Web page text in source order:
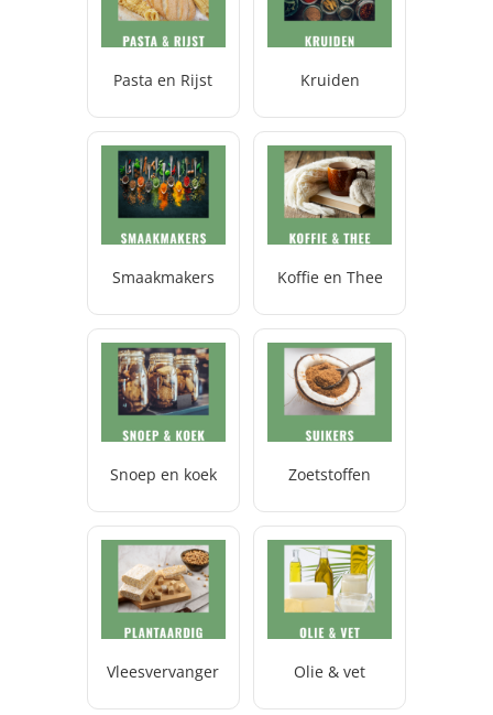
Pasta en Rijst Kruiden
Smaakmakers Koffie en Thee
Snoep en koek Zoetstoffen
Vleesvervanger Olie & vet